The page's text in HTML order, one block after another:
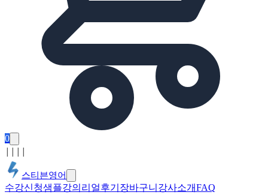
0
스티븐영어
수강신청샘플강의 리얼후기 장바구니 강사소개FAQ